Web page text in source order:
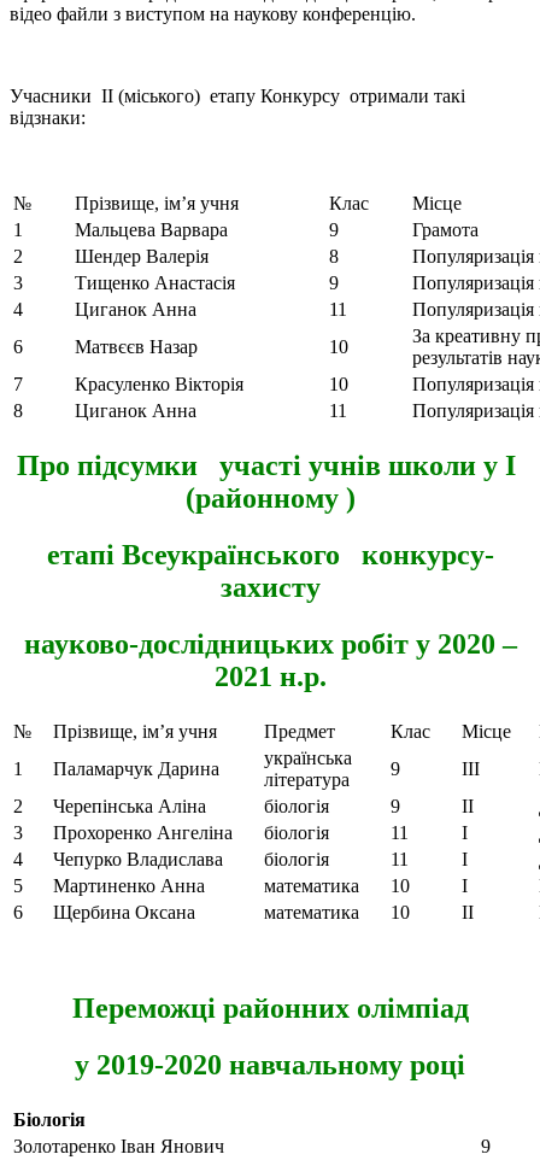
відео файли з виступом на наукову конференцію.
Учасники ІI (міського) етапу Конкурсу отримали такі
відзнаки:
№ Прізвище, ім’я учня Клас
Місце
1
Мальцева Варвара 9
Грамота
2
Шендер Валерія 8
Популяризація
3
Тищенко Анастасія 9
Популяризація
4
Циганок Анна 11
Популяризація
6
Матвєєв Назар 10
За креативну
результатів
7
Красуленко Вікторія 10
Популяризація
8
Циганок Анна 11 Популяризація
Про підсумки участі учнів школи у І
(районному )
етапі Всеукраїнського конкурсу-
захисту
науково-дослідницьких робіт у 2020 –
2021 н.р.
№ Прізвище, ім’я учня Предмет Клас Місце
1
Паламарчук Дарина
українська
література
9 ІІІ
2
Черепінська Аліна біологія 9 ІІ
3
Прохоренко Ангеліна біологія 11 І
4
Чепурко Владислава біологія 11 І
5
Мартиненко Анна математика 10 І
6
Щербина Оксана математика 10 ІІ
Переможці районних олімпіад
у 2019-2020 навчальному році
Біологія
Золотаренко Іван Янович
9